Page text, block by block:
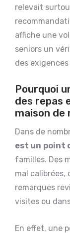
relevait
affiche une
seniors un
des
Pourquoi
des repas
maison
Dans de
est un point
familles. Des
mal calibrées,
remarques
visites ou
En effet, une